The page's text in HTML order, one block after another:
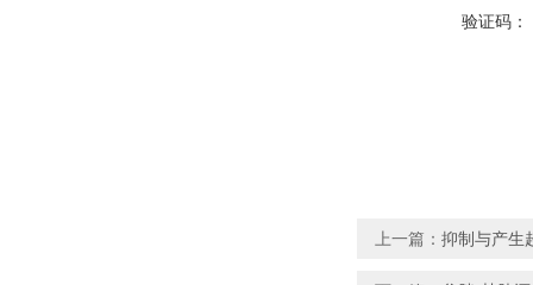
验证码：
上一篇： 抑制与产生